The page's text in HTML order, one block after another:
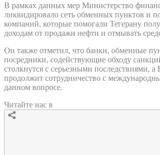
В рамках данных мер Министерство
ликвидировало сеть обменных пунктов и
компаний, которые помогали Тегерану
доходам от продажи нефти и отмывать
Он также отметил, что банки, обменные
посредники, содействующие обходу
столкнутся с серьезными последствиями,
продолжит сотрудничество с
данном вопросе.
Читайте нас в